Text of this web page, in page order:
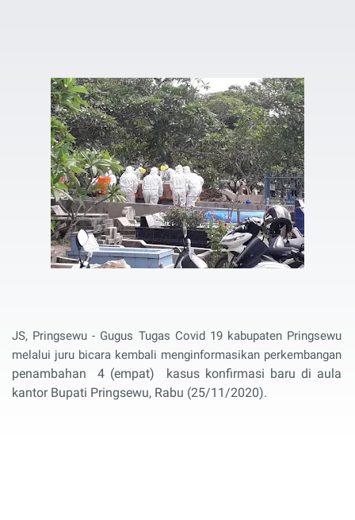
JS, Pringsewu - Gugus Tugas Covid 19 kabupaten Pringsewu
melalui juru bicara kembali menginformasikan perkembangan
penambahan 4 (empat) kasus konfirmasi baru di aula
kantor Bupati Pringsewu, Rabu (25/11/2020).